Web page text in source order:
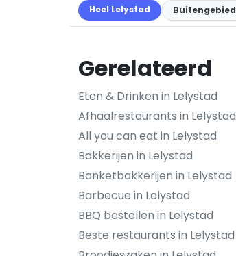
Heel Lelystad Buitengebied
Gerelateerd
Eten & Drinken in Lelystad
Afhaalrestaurants in Lelystad
All you can eat in Lelystad
Bakkerijen in Lelystad
Banketbakkerijen in Lelystad
Barbecue in Lelystad
BBQ bestellen in Lelystad
Beste restaurants in Lelystad